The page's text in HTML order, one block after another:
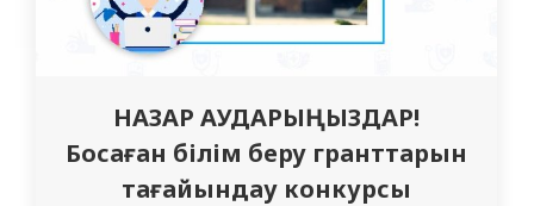
НАЗАР АУДАРЫҢЫЗДАР!
Босаған білім беру гранттарын
тағайындау конкурсы